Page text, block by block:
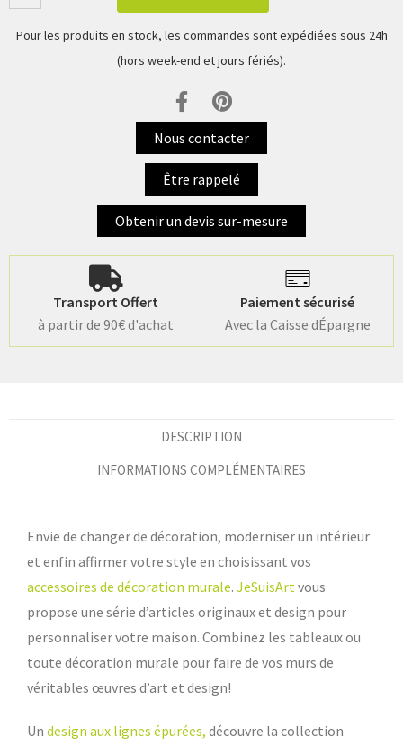
Pour les produits en stock, les commandes sont expédiées sous 24h
(hors week-end et jours fériés).
Nous contacter
Être rappelé
Obtenir un devis sur-mesure
Transport Offert
à partir de 90€ d'achat
Paiement sécurisé
Avec la Caisse dÉpargne
DESCRIPTION
INFORMATIONS COMPLÉMENTAIRES
Envie de changer de décoration, moderniser un intérieur
et enfin affirmer votre style en choisissant vos
accessoires de décoration murale. JeSuisArtvous
propose une série d’articles originaux et design pour
personnaliser votre maison. Combinez les tableaux ou
toute décoration murale pour faire de vos murs de
véritables œuvres d’art et design!
Un design aux lignes épurées, découvre la collection